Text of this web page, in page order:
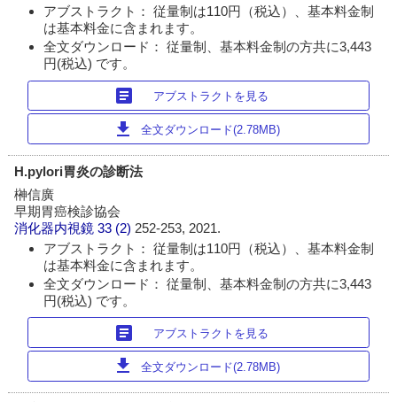
アブストラクト： 従量制は110円（税込）、基本料金制
は基本料金に含まれます。
全文ダウンロード： 従量制、基本料金制の方共に3,443
円(税込) です。
article アブストラクトを見る
download 全文ダウンロード(2.78MB)
H.pylori胃炎の診断法
榊信廣
早期胃癌検診協会
消化器内視鏡 33 (2)252-253, 2021.
アブストラクト： 従量制は110円（税込）、基本料金制
は基本料金に含まれます。
全文ダウンロード： 従量制、基本料金制の方共に3,443
円(税込) です。
article アブストラクトを見る
download 全文ダウンロード(2.78MB)